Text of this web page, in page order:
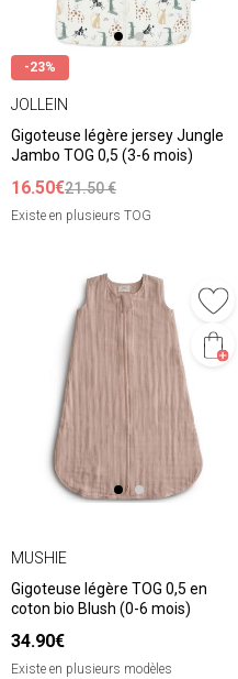
-23%
JOLLEIN
Gigoteuse légère jersey Jungle
Jambo TOG 0,5 (3-6 mois)
16.50€21.50 €
Existe en plusieurs TOG
MUSHIE
Gigoteuse légère TOG 0,5 en
coton bio Blush (0-6 mois)
34.90€
Existe en plusieurs modèles